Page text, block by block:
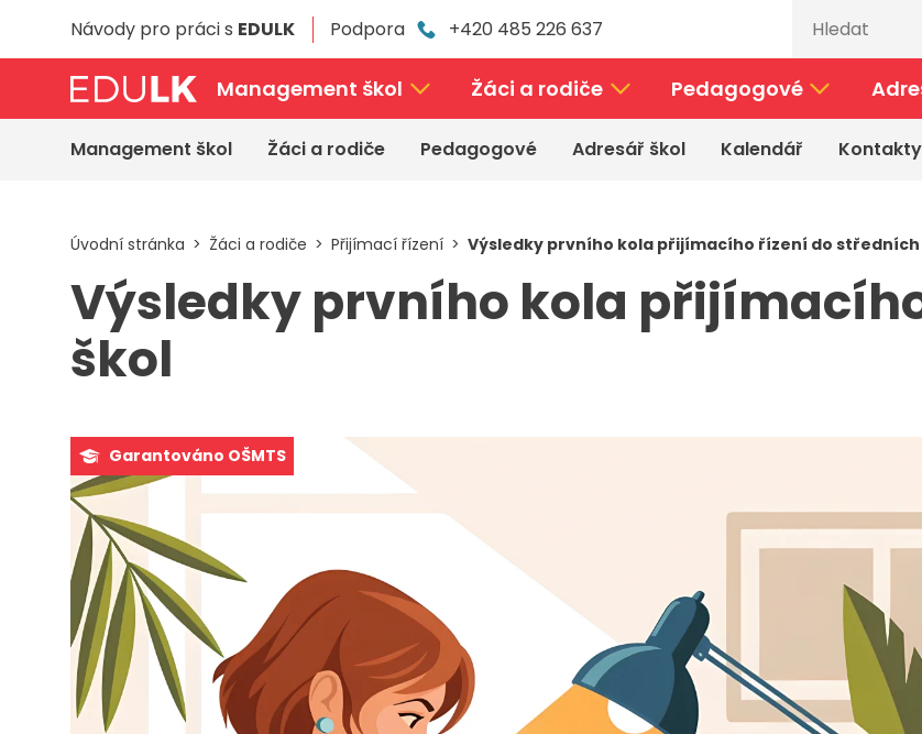
Návody pro práci s EDULK Podpora +420 485 226 637
Management škol Žáci a rodiče Pedagogové
Management škol Žáci a rodiče Pedagogové Adresář škol Kalendář Kontakty
Úvodní stránka Žáci a rodiče Přijímací řízení Výsledky prvního kola přijímacího řízení do středních
Výsledky prvního kola
škol
Garantováno OŠMTS